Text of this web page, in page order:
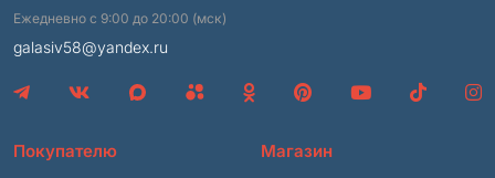
Ежедневно с 9:00 до 20:00 (мск)
galasiv58@yandex.ru
Покупателю Магазин